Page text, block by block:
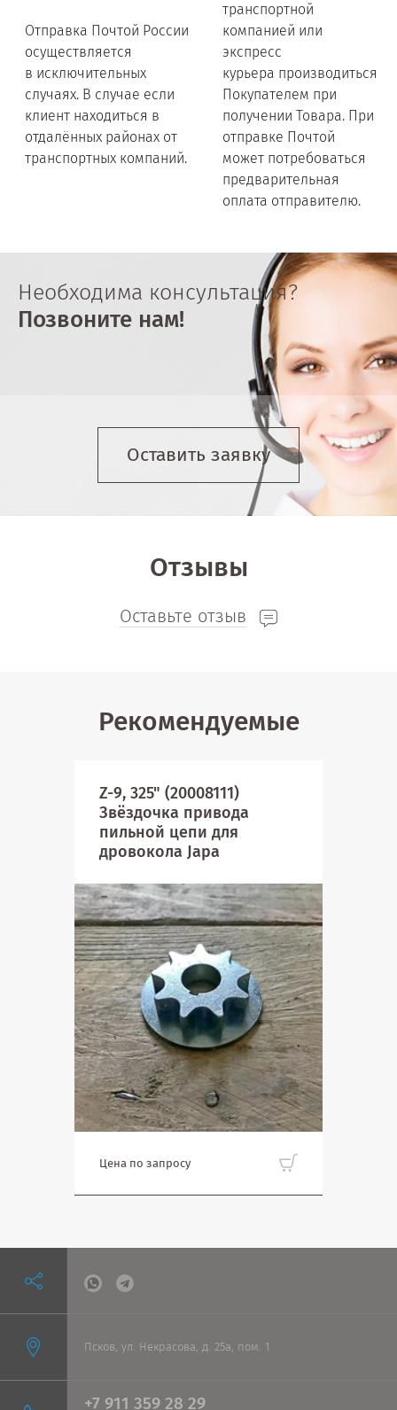
Отправка Почтой России
осуществляется
в исключительных
случаях. В случае если
клиент находиться в
отдалённых районах от
транспортных компаний.
транспортной
компанией или
экспресс
курьера производиться
Покупателем при
получении Товара. При
отправке Почтой
может потребоваться
предварительная
оплата отправителю.
Необходима консультация?
Позвоните нам!
Оставить заявку
Отзывы
Оставьте отзыв
Рекомендуемые
Z-9, 325" (20008111)
Звёздочка привода
пильной цепи для
дровокола Japa
Цена по запросу
Псков, ул. Некрасова, д. 25а, пом. 1
+7 911 359 28 29